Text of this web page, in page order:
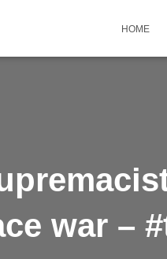
HOME
war –